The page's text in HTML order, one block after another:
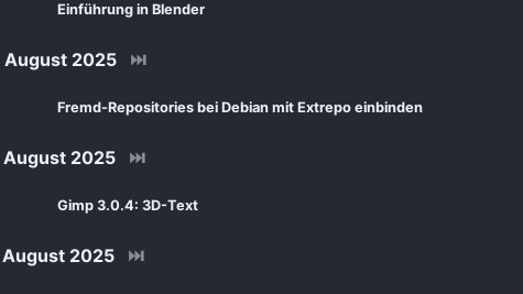
Einführung in Blender
2025 ⏭
Fremd-Repositories bei Debian mit Extrepo einbinden
2025 ⏭
Gimp 3.0.4: 3D-Text
2025 ⏭